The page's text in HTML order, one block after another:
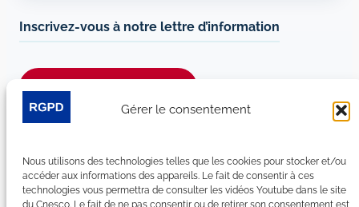
Gérer le consentement
Nous utilisons des technologies telles que les cookies pour stocker et/ou
accéder aux informations des appareils. Le fait de consentir à ces
technologies vous permettra de consulter les vidéos Youtube dans le site
du Cnesco. Le fait de ne pas consentir ou de retirer son consentement est
Inscrivez-vous à notre lettre d’information
LinkedIn
YouTube
Facebook
Bluesky